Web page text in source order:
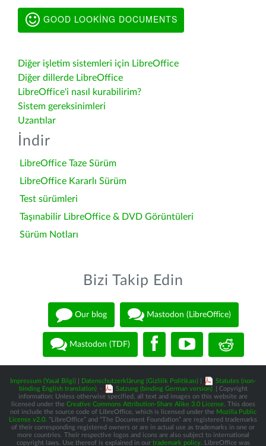
GOOD LOOKING DOCUMENTS
Diğer işletim sistemleri için LibreOffice
Diğer dillerde LibreOffice
LibreOffice'i nasıl kurabilirim?
Sistem gereksinimleri
Uzantılar
İndir
LibreOffice Taze Sürüm
LibreOffice Kararlı Sürüm
Test sürümleri
Taşınabilir LibreOffice & DVD Görüntüleri
Sürüm Notları
Bizi Takip Edin
Our blog Mastodon (LibreOffice)
Mastodon (TDF)
Impressum (Yasal Bilgi) Datenschutzerklärung (Gizlilik Politikası)
Statutes (non-
binding English translation) - Satzung (binding German version)
| Copyright
information: Unless otherwise specified, all text and images on this website are
licensed under the Creative Commons Attribution-Share Alike 3.0 License. This does
not include the source code of LibreOffice, which is licensed under the Mozilla Public
License v2.0 . “LibreOffice” and “The Document Foundation” are registered trademarks
of their corresponding registered owners or are in actual use as trademarks in one or
more countries. Their respective logos and icons are also subject to international
copyright laws. Use thereof is explained in our trademark policy. LibreOffice was